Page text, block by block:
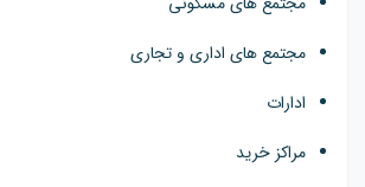
مجتمع های اداری و تجاری
ادارات
مراکز خرید